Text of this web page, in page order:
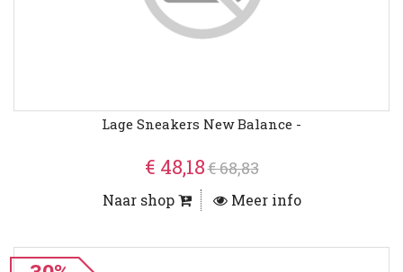
Lage Sneakers New Balance -
€ 48,18€ 68,83
Naar shop Meer info